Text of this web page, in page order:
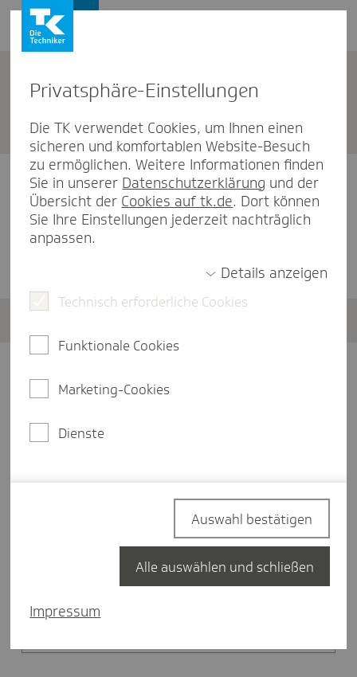
Vertrags­un­ter­lagen anfor­dern
Die Sicherheit Ihrer Daten ist uns wichtig.
Ihre Angaben werden verschlüsselt an uns
übertragen. Ihre Fragen werden wir
selbstverständlich so schnell wie möglich
Wir
sind
Wir sind
Privat­sphäre-Einstel­lungen
Die TK verwendet Cookies, um Ihnen einen
sicheren und komfortablen Website-Besuch
zu ermöglichen. Weitere Informationen finden
Sie in unserer Datenschutzerklärung und der
Übersicht der Cookies auf tk.de. Dort können
Sie Ihre Einstellungen jederzeit nachträglich
anpassen.
Details anzeigen
Technisch erforderliche Cookies
Funktionale Cookies
Marketing-Cookies
Dienste
Impressum
Auswahl bestätigen
Alle auswählen und schließen